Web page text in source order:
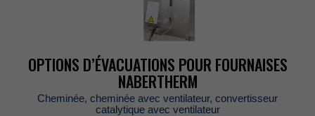
OPTIONSD’ÉVACUATIONSPOURFOURNAISES
NABERTHERM
Cheminée,cheminéeavecventilateur,convertisseur
catalytiqueavecventilateur